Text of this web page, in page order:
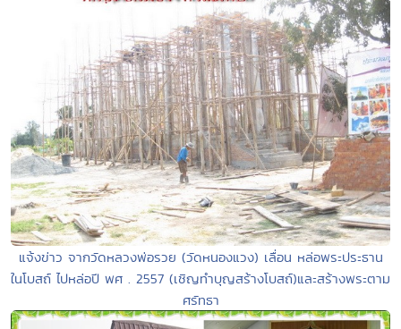
แจ้งข่าว จากวัดหลวงพ่อรวย (วัดหนองแวง) เลื่อน หล่อพระประธาน
ในโบสถ์ ไปหล่อปี พศ . 2557 (เชิญทำบุญสร้างโบสถ์)และสร้างพระตาม
ศรัทธา